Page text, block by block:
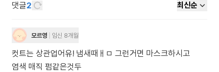
댓글2 최신순
모르영 임신 8개월
컷트는 상관업어유! 냄새때ㅐㅁ 그런거면 마스크하시고
염색 매직 펌같은것두